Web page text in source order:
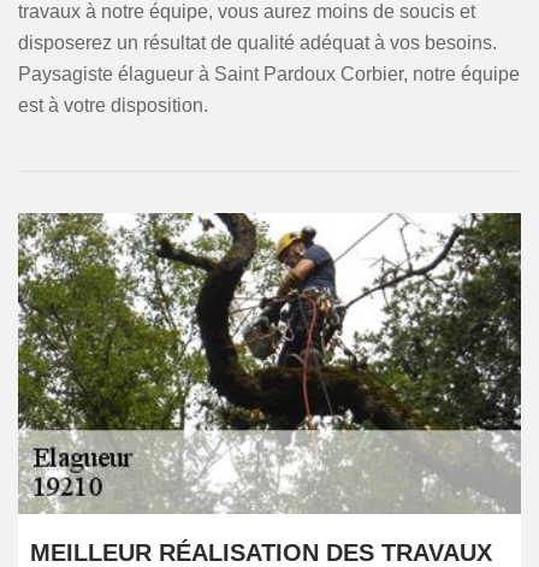
travaux à notre équipe, vous aurez moins de soucis et
disposerez un résultat de qualité adéquat à vos besoins.
Paysagiste élagueur à Saint Pardoux Corbier, notre équipe
est à votre disposition.
MEILLEUR RÉALISATION DES TRAVAUX